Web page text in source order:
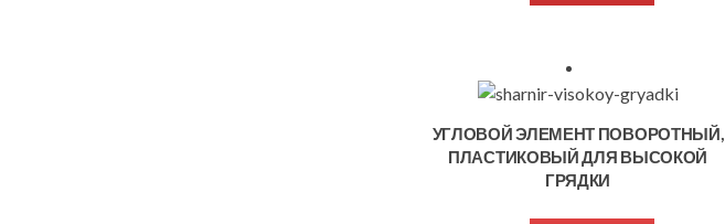
УГЛОВОЙ ЭЛЕМЕНТ ПОВОРОТНЫЙ,
ПЛАСТИКОВЫЙ ДЛЯ ВЫСОКОЙ
ГРЯДКИ